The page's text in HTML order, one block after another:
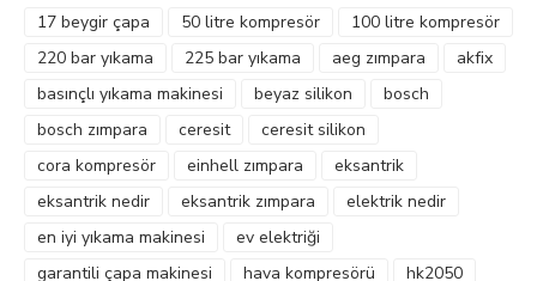
17 beygir çapa 50 litre kompresör
100 litre kompresör
220 bar yıkama
225 bar yıkama aeg zımpara
akfix
basınçlı yıkama makinesi
beyaz silikon
bosch
bosch zımpara
ceresit
ceresit silikon
cora kompresör
einhell zımpara
eksantrik
eksantrik nedir
eksantrik zımpara
elektrik nedir
en iyi yıkama makinesi
ev elektriği
garantili çapa makinesi
hava kompresörü
hk2050